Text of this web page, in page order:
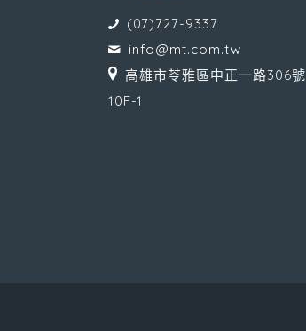
(07)727-9337
info@mt.com.tw
高雄市苓雅區中正一路306號
10F-1